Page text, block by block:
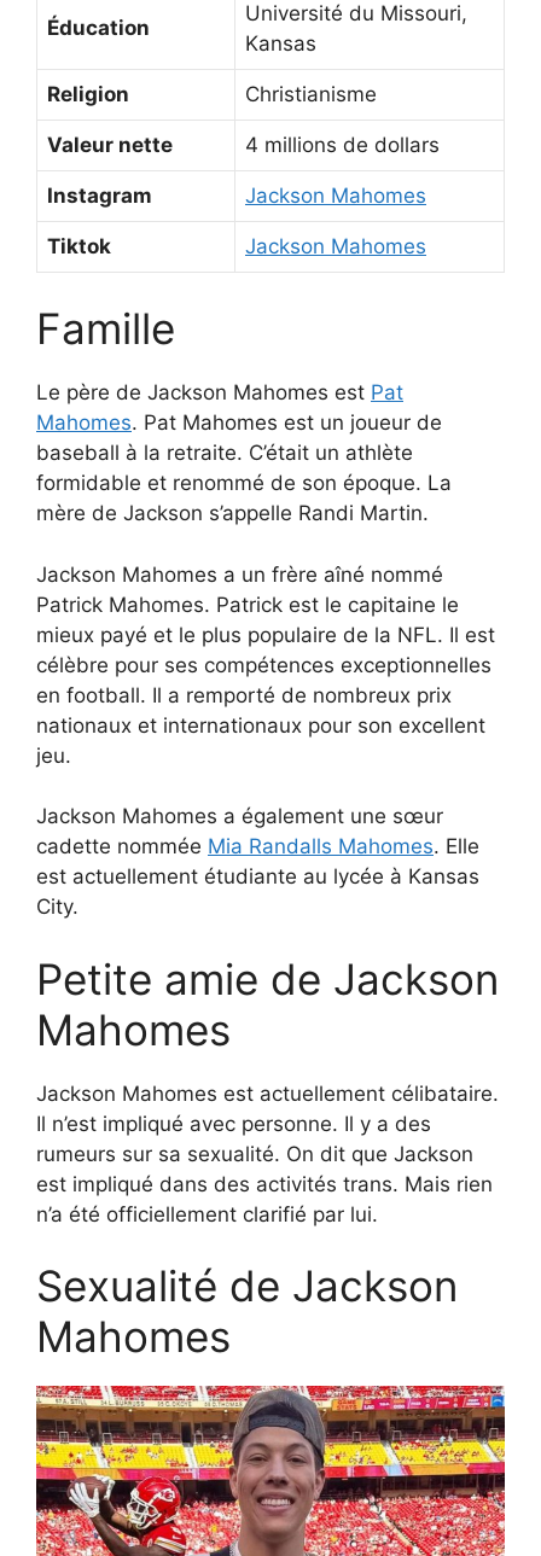
Éducation
Université du Missouri,
Kansas
Religion Christianisme
Valeur nette 4 millions de dollars
Instagram Jackson Mahomes
Tiktok Jackson Mahomes
Famille
Le père de Jackson Mahomes est Pat
Mahomes. Pat Mahomes est un joueur de
baseball à la retraite. C’était un athlète
formidable et renommé de son époque. La
mère de Jackson s’appelle Randi Martin.
Jackson Mahomes a un frère aîné nommé
Patrick Mahomes. Patrick est le capitaine le
mieux payé et le plus populaire de la NFL. Il est
célèbre pour ses compétences exceptionnelles
en football. Il a remporté de nombreux prix
nationaux et internationaux pour son excellent
jeu.
Jackson Mahomes a également une sœur
cadette nommée Mia Randalls Mahomes. Elle
est actuellement étudiante au lycée à Kansas
City.
Petite amie de Jackson
Mahomes
Jackson Mahomes est actuellement célibataire.
Il n’est impliqué avec personne. Il y a des
rumeurs sur sa sexualité. On dit que Jackson
est impliqué dans des activités trans. Mais rien
n’a été officiellement clarifié par lui.
Sexualité de Jackson
Mahomes